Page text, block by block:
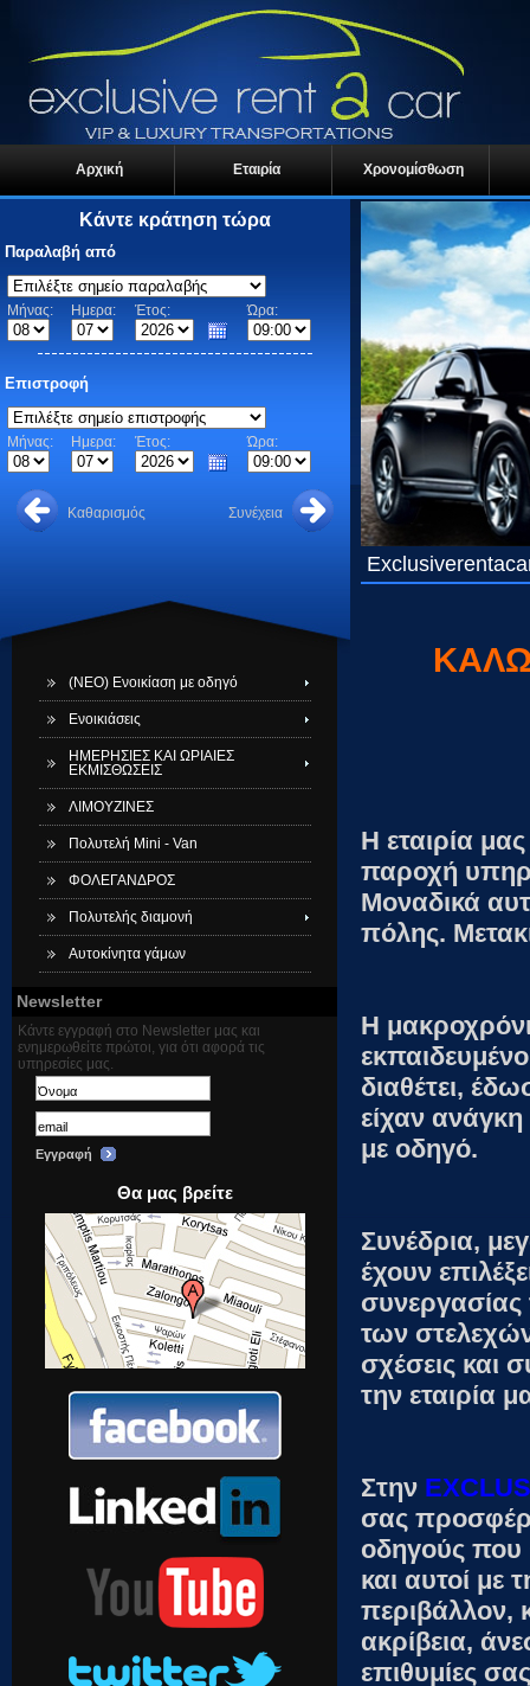
Αρχική Εταιρία Χρονομίσθωση
Κάντε κράτηση τώρα
Παραλαβή από
Μήνας: Ημερα: Έτος: Ώρα:
Επιστροφή
Μήνας: Ημερα: Έτος: Ώρα:
Συνέχεια
Καθαρισμός
(ΝΕΟ) Ενοικίαση με οδηγό
Ενοικιάσεις
ΗΜΕΡΗΣΙΕΣ ΚΑΙ ΩΡΙΑΙΕΣ
ΕΚΜΙΣΘΩΣΕΙΣ
ΛΙΜΟΥΖΙΝΕΣ
Πολυτελή Mini - Van
ΦΟΛΕΓΑΝΔΡΟΣ
Πολυτελής διαμονή
Αυτοκίνητα γάμων
Newsletter
Κάντε εγγραφή στο Newsletter μας και
ενημερωθείτε πρώτοι, για ότι αφορά τις
υπηρεσίες μας.
Εγγραφή
Θα μας βρείτε
Η εταιρία
παροχή
Μοναδικά
πόλης.
Η
διαθέτει,
είχαν
με οδηγό.
Συνέδρια,
έχουν
συνεργασίας
των
σχέσεις και
την εταιρία
Στην
σας
οδηγούς που
και αυτοί με
περιβάλλον,
ακρίβεια,
επιθυμίες